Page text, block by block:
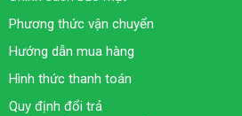
Phương thức vận chuyển
Hướng dẫn mua hàng
Hình thức thanh toán
Quy định đổi trả